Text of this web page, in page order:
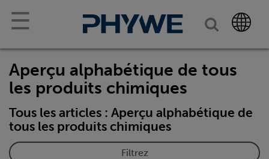
☰
Aperçu alphabétique de tous
les produits chimiques
Tous les articles : Aperçu alphabétique de
tous les produits chimiques
Filtrez